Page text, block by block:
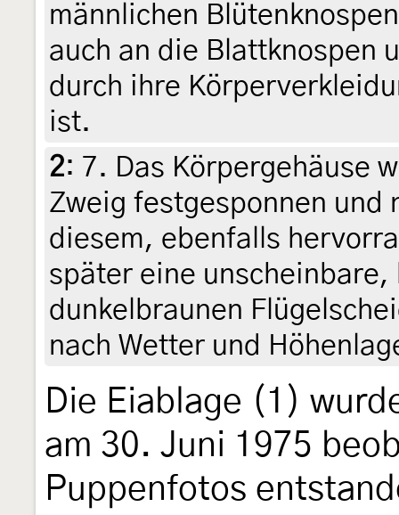
männlichen
auch an die Blattknospen
durch ihre
ist.
2: 7. Das Körpergehäuse
Zweig festgesponnen
diesem, ebenfalls
später eine
dunkelbraunen
nach Wetter und
Die Eiablage (1)
am 30. Juni 1975
Puppenfotos